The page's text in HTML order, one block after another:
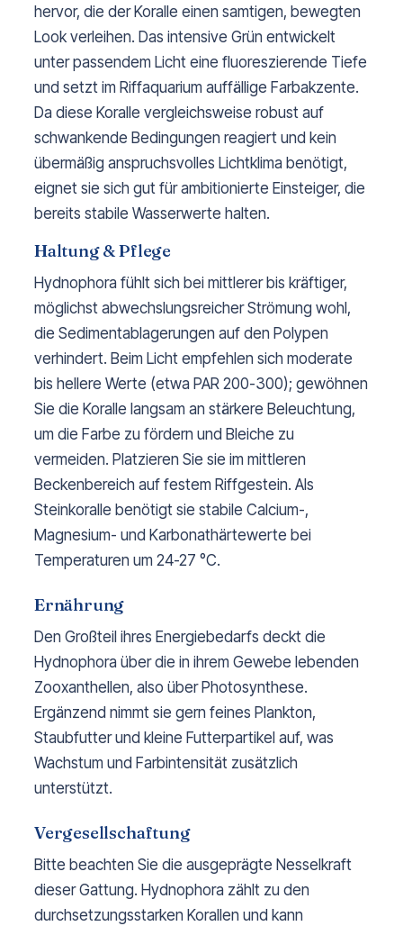
hervor, die der Koralle einen samtigen, bewegten
Look verleihen. Das intensive Grün entwickelt
unter passendem Licht eine fluoreszierende Tiefe
und setzt im Riffaquarium auffällige Farbakzente.
Da diese Koralle vergleichsweise robust auf
schwankende Bedingungen reagiert und kein
übermäßig anspruchsvolles Lichtklima benötigt,
eignet sie sich gut für ambitionierte Einsteiger, die
bereits stabile Wasserwerte halten.
Haltung & Pflege
Hydnophora fühlt sich bei mittlerer bis kräftiger,
möglichst abwechslungsreicher Strömung wohl,
die Sedimentablagerungen auf den Polypen
verhindert. Beim Licht empfehlen sich moderate
bis hellere Werte (etwa PAR 200-300); gewöhnen
Sie die Koralle langsam an stärkere Beleuchtung,
um die Farbe zu fördern und Bleiche zu
vermeiden. Platzieren Sie sie im mittleren
Beckenbereich auf festem Riffgestein. Als
Steinkoralle benötigt sie stabile Calcium-,
Magnesium- und Karbonathärtewerte bei
Temperaturen um 24-27 °C.
Ernährung
Den Großteil ihres Energiebedarfs deckt die
Hydnophora über die in ihrem Gewebe lebenden
Zooxanthellen, also über Photosynthese.
Ergänzend nimmt sie gern feines Plankton,
Staubfutter und kleine Futterpartikel auf, was
Wachstum und Farbintensität zusätzlich
unterstützt.
Vergesellschaftung
Bitte beachten Sie die ausgeprägte Nesselkraft
dieser Gattung. Hydnophora zählt zu den
durchsetzungsstarken Korallen und kann